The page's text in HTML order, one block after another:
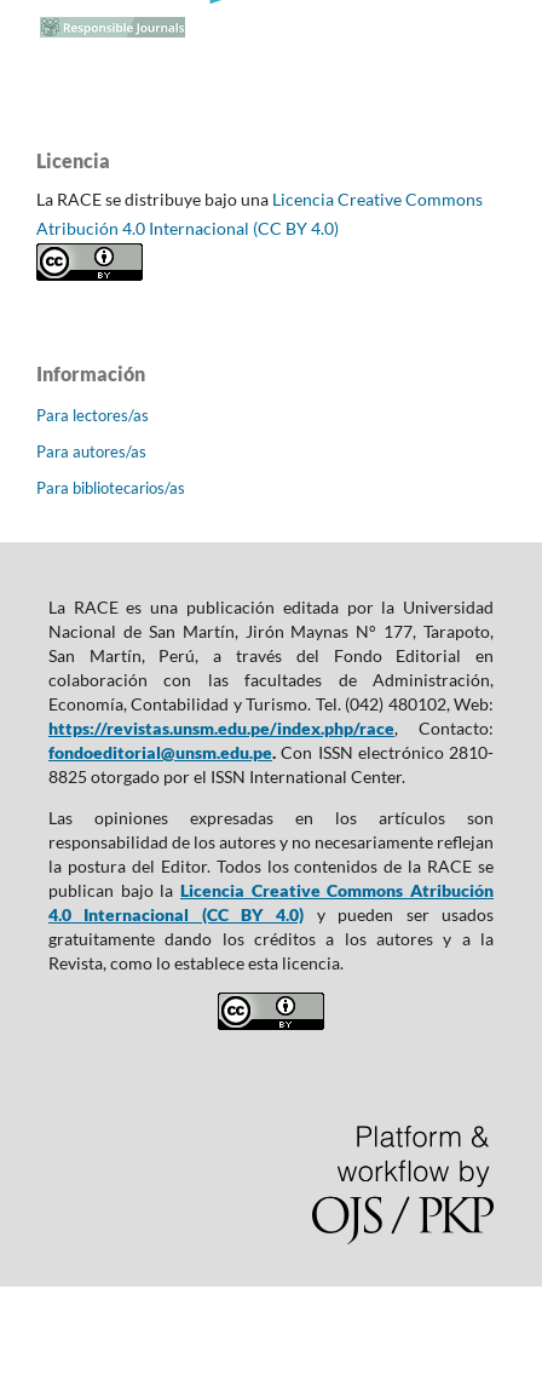
Licencia
La RACE se distribuye bajo una Licencia Creative Commons
Atribución 4.0 Internacional (CC BY 4.0)
Información
Para lectores/as
Para autores/as
Para bibliotecarios/as
La RACE es una publicación editada por la Universidad
Nacional de San Martín, Jirón Maynas N° 177, Tarapoto,
San Martín, Perú, a través del Fondo Editorial en
colaboración con las facultades de Administración,
Economía, Contabilidad y Turismo. Tel. (042) 480102, Web:
https://revistas.unsm.edu.pe/index.php/race, Contacto:
fondoeditorial@unsm.edu.pe.Con ISSN electrónico 2810-
8825 otorgado por el ISSN International Center.
Las opiniones expresadas en los artículos son
responsabilidad de los autores y no necesariamente reflejan
la postura del Editor. Todos los contenidos de la RACE se
publican bajo la Licencia Creative Commons Atribución
4.0 Internacional (CC BY 4.0) y pueden ser usados
gratuitamente dando los créditos a los autores y a la
Revista, como lo establece esta licencia.